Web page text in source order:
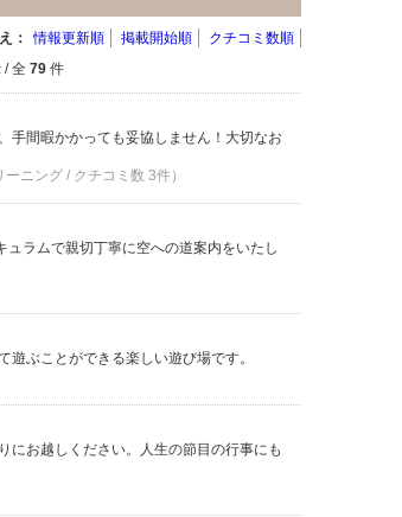
： 情報更新順 掲載開始順 クチコミ数順
/ 全 79 件
手間暇かかっても妥協しません！大切なお
ニング / クチコミ数 3件）
ラムで親切丁寧に空への道案内をいたし
ぶことができる楽しい遊び場です。
にお越しください。人生の節目の行事にも